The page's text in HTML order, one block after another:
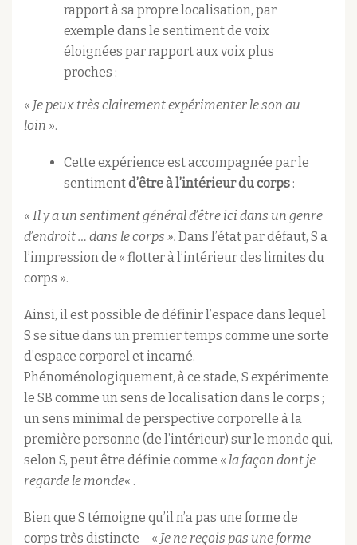
rapport à sa propre localisation, par
exemple dans le sentiment de voix
éloignées par rapport aux voix plus
proches :
« Je peux très clairement expérimenter le son au
loin ».
Cette expérience est accompagnée par le
sentimentd’être à l’intérieur du corps :
« Il y a un sentiment général d’être ici dans un genre
d’endroit … dans le corps ». Dans l’état par défaut, S a
l’impression de « flotter à l’intérieur des limites du
corps ».
Ainsi, il est possible de définir l’espace dans lequel
S se situe dans un premier temps comme une sorte
d’espace corporel et incarné.
Phénoménologiquement, à ce stade, S expérimente
le SB comme un sens de localisation dans le corps ;
un sens minimal de perspective corporelle à la
première personne (de l’intérieur) sur le monde qui,
selon S, peut être définie comme « la façon dont je
regarde le monde« .
Bien que S témoigne qu’il n’a pas une forme de
corps très distincte – « Je ne reçois pas une forme